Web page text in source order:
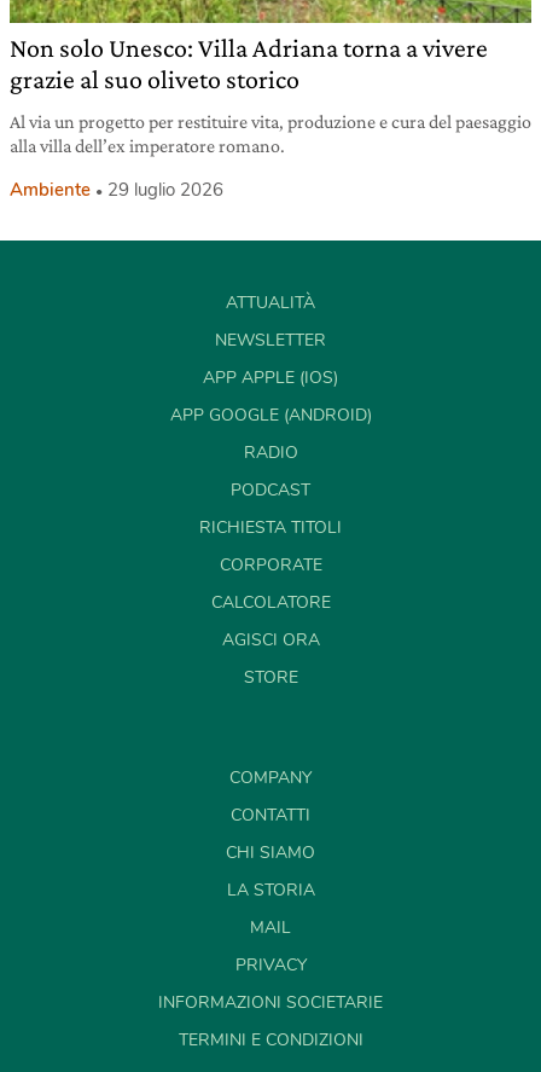
Non solo Unesco: Villa Adriana torna a vivere
grazie al suo oliveto storico
Al via un progetto per restituire vita, produzione e cura del paesaggio
alla villa dell’ex imperatore romano.
Ambiente 29 luglio 2026
ATTUALITÀ
NEWSLETTER
APP APPLE (IOS)
APP GOOGLE (ANDROID)
RADIO
PODCAST
RICHIESTA TITOLI
CORPORATE
CALCOLATORE
AGISCI ORA
STORE
COMPANY
CONTATTI
CHI SIAMO
LA STORIA
MAIL
PRIVACY
INFORMAZIONI SOCIETARIE
TERMINI E CONDIZIONI